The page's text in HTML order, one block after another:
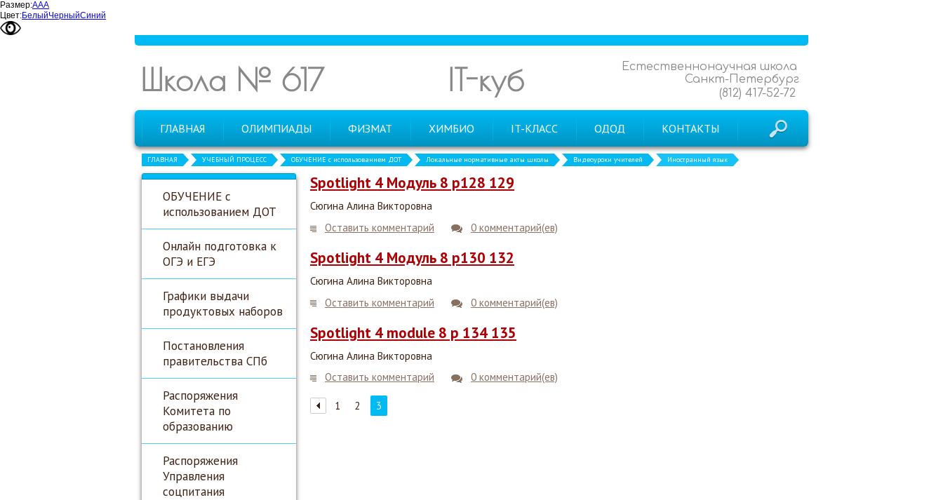
Размер:ААА
Цвет:БелыйЧерныйСиний
Школа № 617
Естественнонаучная школа
Санкт-Петербург
(812) 417-52-72
IT-куб
ГЛАВНАЯ ОЛИМПИАДЫ ФИЗМАТ ХИМБИО IT-КЛАСС ОДОД КОНТАКТЫ
ГЛАВНАЯ УЧЕБНЫЙ ПРОЦЕСС ОБУЧЕНИЕ с использованием ДОТ Локальные нормативные акты школы Видеоуроки учителей Иностранный язык
ОБУЧЕНИЕ с
использованием ДОТ
Онлайн подготовка к
ОГЭ и ЕГЭ
Графики выдачи
продуктовых наборов
Постановления
правительства СПб
Распоряжения
Комитета по
образованию
Распоряжения
Управления
соцпитания
Spotlight 4 Модуль 8 p128 129
Сюгина Алина Викторовна
Оставить комментарий
0 комментарий(ев)
Spotlight 4 Модуль 8 p130 132
Сюгина Алина Викторовна
Оставить комментарий
0 комментарий(ев)
Spotlight 4 module 8 p 134 135
Сюгина Алина Викторовна
Оставить комментарий
0 комментарий(ев)
1 2 3